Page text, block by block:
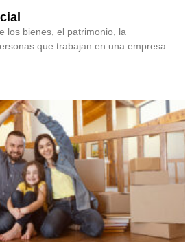
los bienes, el patrimonio, la
que trabajan en una empresa.